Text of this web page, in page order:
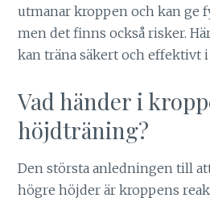
utmanar kroppen och kan ge
men det finns också risker.
kan träna säkert och effektivt
Vad händer i
höjdträning?
Den största anledningen till
högre höjder är kroppens